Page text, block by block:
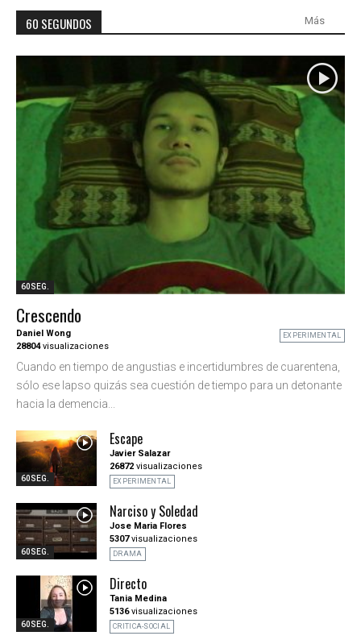
60 SEGUNDOS
Más
Más votados
Mejor valorados
Ranking 30 más Vistos
60SEG.
Crescendo
Daniel Wong
28804visualizaciones
EXPERIMENTAL
Cuando en tiempo de angustias e incertidumbres de cuarentena,
sólo ese lapso quizás sea cuestión de tiempo para un detonante
hacia la demencia...
60SEG.
Escape
Javier Salazar
26872 visualizaciones
EXPERIMENTAL
60SEG.
Narciso y Soledad
Jose Maria Flores
5307visualizaciones
DRAMA
60SEG.
Directo
Tania Medina
5136visualizaciones
CRITICA-SOCIAL